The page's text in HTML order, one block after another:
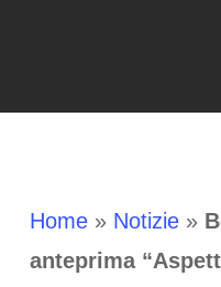
Home» Notizie»
anteprima